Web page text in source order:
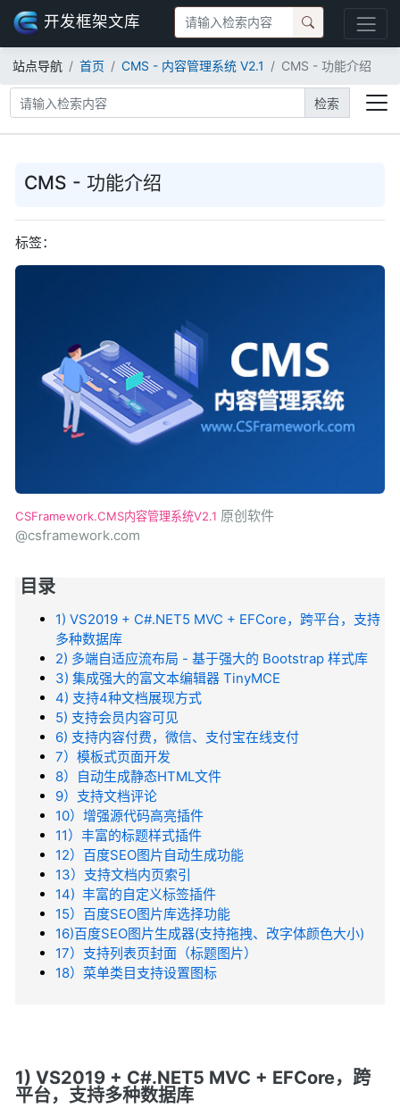
开发框架文库
站点导航 首页 CMS - 内容管理系统 V2.1 CMS - 功能介绍
检索
CMS - 功能介绍
标签：
CSFramework.CMS内容管理系统V2.1 原创软件
@csframework.com
目录
1) VS2019 + C#.NET5 MVC + EFCore，跨平台，支持
多种数据库
2) 多端自适应流布局 - 基于强大的 Bootstrap 样式库
3) 集成强大的富文本编辑器 TinyMCE
4) 支持4种文档展现方式
5) 支持会员内容可见
6) 支持内容付费，微信、支付宝在线支付
7）模板式页面开发
8）自动生成静态HTML文件
9）支持文档评论
10）增强源代码高亮插件
11）丰富的标题样式插件
12）百度SEO图片自动生成功能
13）支持文档内页索引
14) 丰富的自定义标签插件
15）百度SEO图片库选择功能
16)百度SEO图片生成器(支持拖拽、改字体颜色大小)
17）支持列表页封面（标题图片）
18）菜单类目支持设置图标
1) VS2019 + C#.NET5 MVC + EFCore，跨
平台，支持多种数据库